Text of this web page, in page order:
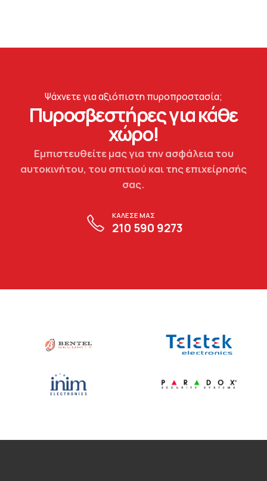
Ψάχνετε για αξιόπιστη πυροπροστασία;
Πυροσβεστήρες για κάθε
χώρο!
Εμπιστευθείτε μας για την ασφάλεια του
αυτοκινήτου, του σπιτιού και της επιχείρησής
σας.
ΚΑΛΕΣΕ ΜΑΣ
210 590 9273